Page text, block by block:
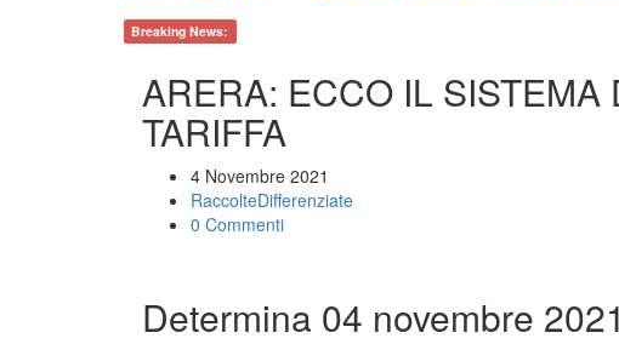
Breaking News:
ARERA: ECCO IL SISTEMA
TARIFFA
4 Novembre 2021
RaccolteDifferenziate
0 Commenti
Determina 04 novembre